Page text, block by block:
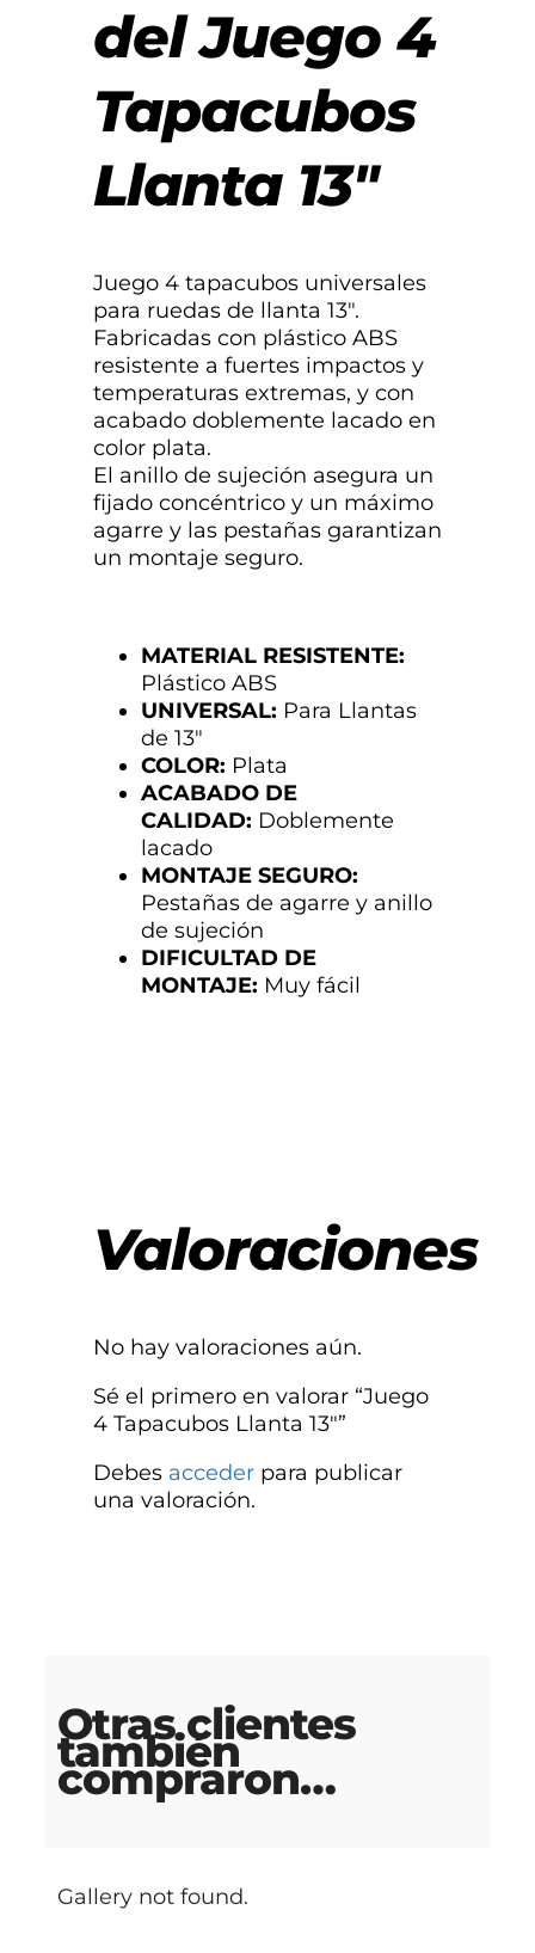
del Juego 4
Tapacubos
Llanta 13″
Juego 4 tapacubos universales
para ruedas de llanta 13″.
Fabricadas con plástico ABS
resistente a fuertes impactos y
temperaturas extremas, y con
acabado doblemente lacado en
color plata.
El anillo de sujeción asegura un
fijado concéntrico y un máximo
agarre y las pestañas garantizan
un montaje seguro.
MATERIAL RESISTENTE:
Plástico ABS
UNIVERSAL: Para Llantas
de 13″
COLOR: Plata
ACABADO DE
CALIDAD: Doblemente
lacado
MONTAJE SEGURO:
Pestañas de agarre y anillo
de sujeción
DIFICULTAD DE
MONTAJE: Muy fácil
Valoraciones
No hay valoraciones aún.
Sé el primero en valorar “Juego
4 Tapacubos Llanta 13″”
Debes acceder para publicar
una valoración.
Otras clientes
también
compraron…
Gallery not found.